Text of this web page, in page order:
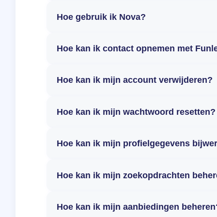
Hoe gebruik ik Nova?
Hoe kan ik contact opnemen met
Hoe kan ik mijn account verwijderen?
Hoe kan ik mijn wachtwoord resetten?
Hoe kan ik mijn profielgegevens
Hoe kan ik mijn zoekopdrachten
Hoe kan ik mijn aanbiedingen